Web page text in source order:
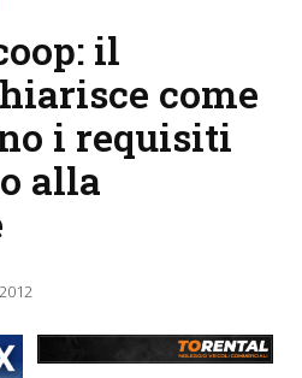
il
come
i requisiti
alla